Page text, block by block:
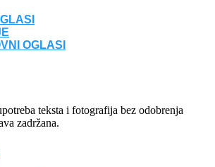
OGLASI
teksta i fotografija bez odobrenja
zadržana.